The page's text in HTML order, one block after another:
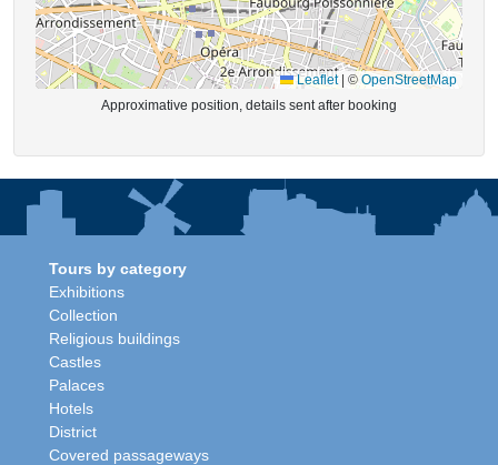
Leaflet ©OpenStreetMap
Approximative position, details sent after booking
Tours by category
Exhibitions
Collection
Religious buildings
Castles
Palaces
Hotels
District
Covered passageways